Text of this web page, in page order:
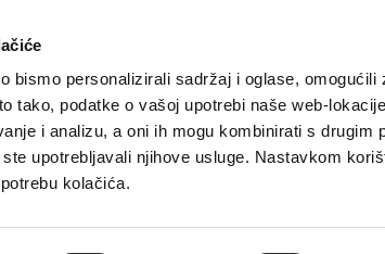
bismo personalizirali sadržaj i oglase, omogućili
tako, podatke o vašoj upotrebi naše web-
i analizu, a oni ih mogu kombinirati s drugim
upotrebljavali njihove usluge. Nastavkom
kolačića.
ustanove, tvrtke i škole